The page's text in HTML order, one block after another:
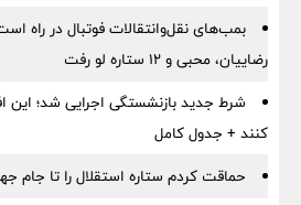
بمب‌های نقل‌وانتقالات فوتبال در راه
رضاییان، محبی و ۱۲ ستاره لو رفت
کنند + جدول کامل
حماقت کردم ستاره استقلال را تا جام